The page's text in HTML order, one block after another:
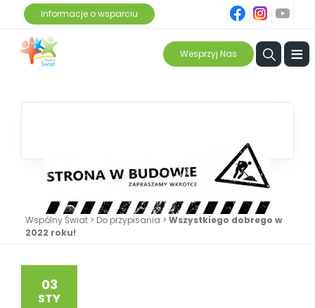
Informacje o wsparciu
ins
Wesprzyj Nas ≡
Wspólny Świat > Do przypisania > Wszystkiego dobrego w
2022 roku!
03
STY